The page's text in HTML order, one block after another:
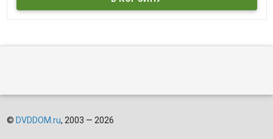
© DVDDOM.ru, 2003 — 2026